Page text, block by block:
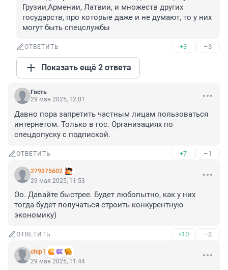
Грузии,Армении, Латвии, и множеств других
государств, про которые даже и не думают, то у них
могут быть спецслужбы
ОТВЕТИТЬ +3 –3
Показать ещё 2 ответа
Гость
29 мая 2025, 12:01
Давно пора запретить частным лицам пользоваться
интернетом. Только в гос. Организациях по
спецдопуску с подпиской.
ОТВЕТИТЬ +7 –1
279375602
29 мая 2025, 11:53
Оо. Давайте быстрее. Будет любопытно, как у них
тогда будет получаться строить конкурентную
экономику)
ОТВЕТИТЬ +10 –2
chip1
29 мая 2025, 11:44